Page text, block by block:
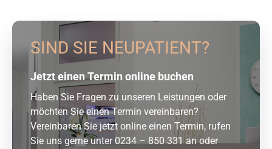
SIND SIE NEUPATIENT?
Jetzt einen Termin online buchen
Haben Sie Fragen zu unseren Leistungen oder
möchten Sie einen Termin vereinbaren?
Vereinbaren Sie jetzt online einen Termin, rufen
Sie uns gerne unter 0234 – 850 331 an oder